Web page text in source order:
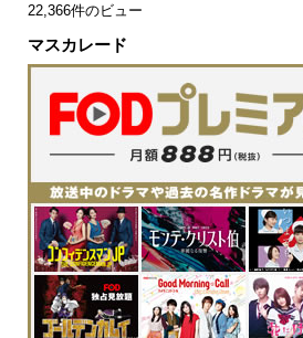
22,366件のビュー
マスカレード